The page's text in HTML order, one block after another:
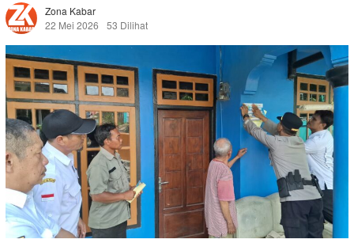
Zona Kabar
22 Mei 2026
53 Dilihat